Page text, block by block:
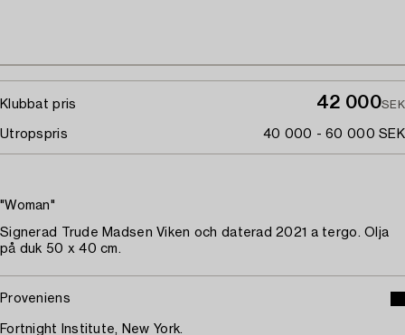
Klubbat pris 42 000SEK
Utropspris 40 000 - 60 000 SEK
"Woman"
Signerad Trude Madsen Viken och daterad 2021 a tergo. Olja
på duk 50 x 40 cm.
Proveniens
Fortnight Institute, New York.